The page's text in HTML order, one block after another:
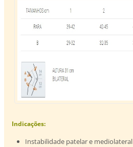
Indicações:
Instabilidade patelar e mediolateral